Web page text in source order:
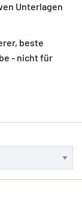
Unterlagen
beste
- nicht für